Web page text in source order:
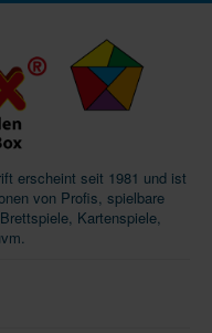
erscheint seit 1981 und ist
von Profis, spielbare
Kartenspiele,